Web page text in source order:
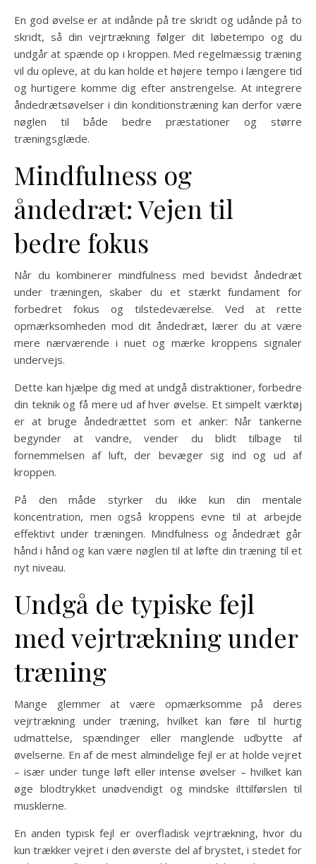
En god øvelse er at indånde på tre skridt og udånde på to
skridt, så din vejrtrækning følger dit løbetempo og du
undgår at spænde op i kroppen. Med regelmæssig træning
vil du opleve, at du kan holde et højere tempo i længere tid
og hurtigere komme dig efter anstrengelse. At integrere
åndedrætsøvelser i din konditionstræning kan derfor være
nøglen til både bedre præstationer og større
træningsglæde.
Mindfulness og
åndedræt: Vejen til
bedre fokus
Når du kombinerer mindfulness med bevidst åndedræt
under træningen, skaber du et stærkt fundament for
forbedret fokus og tilstedeværelse. Ved at rette
opmærksomheden mod dit åndedræt, lærer du at være
mere nærværende i nuet og mærke kroppens signaler
undervejs.
Dette kan hjælpe dig med at undgå distraktioner, forbedre
din teknik og få mere ud af hver øvelse. Et simpelt værktøj
er at bruge åndedrættet som et anker: Når tankerne
begynder at vandre, vender du blidt tilbage til
fornemmelsen af luft, der bevæger sig ind og ud af
kroppen.
På den måde styrker du ikke kun din mentale
koncentration, men også kroppens evne til at arbejde
effektivt under træningen. Mindfulness og åndedræt går
hånd i hånd og kan være nøglen til at løfte din træning til et
nyt niveau.
Undgå de typiske fejl
med vejrtrækning under
træning
Mange glemmer at være opmærksomme på deres
vejrtrækning under træning, hvilket kan føre til hurtig
udmattelse, spændinger eller manglende udbytte af
øvelserne. En af de mest almindelige fejl er at holde vejret
– især under tunge løft eller intense øvelser – hvilket kan
øge blodtrykket unødvendigt og mindske ilttilførslen til
musklerne.
En anden typisk fejl er overfladisk vejrtrækning, hvor du
kun trækker vejret i den øverste del af brystet, i stedet for